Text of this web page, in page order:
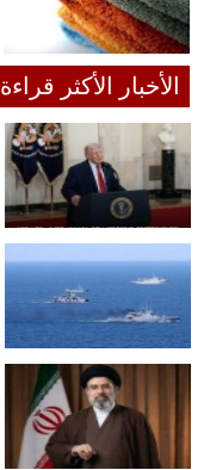
الأخبار الأكثر قراءة